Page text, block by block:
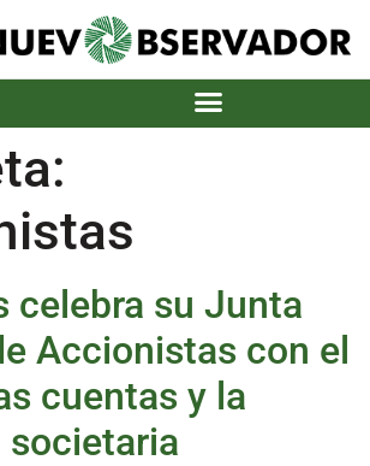
celebra su Junta
Accionistas con el
cuentas y la